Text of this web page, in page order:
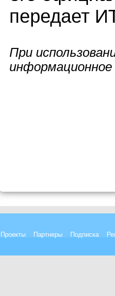
передает
При
Проекты Партнеры Подписка